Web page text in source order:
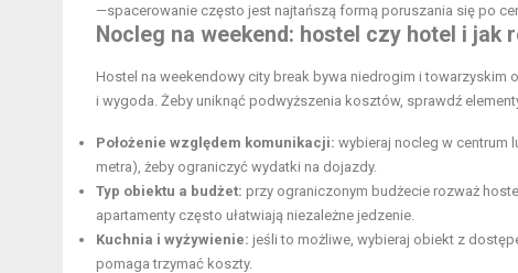
—spacerowanie często jest najtańszą formą poruszania się po
Nocleg na weekend: hostel czy hotel i jak
Hostel na weekendowy city break bywa niedrogim i towarzyskim
i wygoda. Żeby uniknąć podwyższenia kosztów, sprawdź
Położenie względem komunikacji: wybieraj nocleg w centrum
metra), żeby ograniczyć wydatki na dojazdy.
Typ obiektu a budżet: przy ograniczonym budżecie rozważ
apartamenty często ułatwiają niezależne jedzenie.
Kuchnia i wyżywienie: jeśli to możliwe, wybieraj obiekt z
pomaga trzymać koszty.